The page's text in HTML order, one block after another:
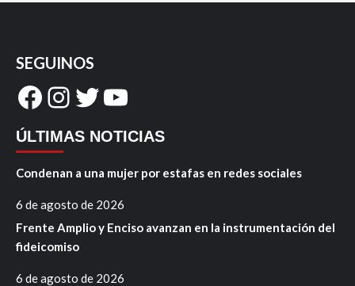
SEGUINOS
Facebook
Instagram
Twitter
YouTube
ÚLTIMAS NOTICIAS
Condenan a una mujer por estafas en redes sociales
6 de agosto de 2026
Frente Amplio y Enciso avanzan en la instrumentación del
fideicomiso
6 de agosto de 2026